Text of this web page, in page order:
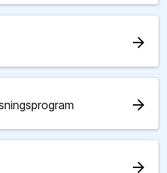
arrow_forward
arrow_forward
arrow_forward